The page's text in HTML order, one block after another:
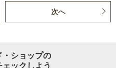
次へ
・ショップの
ックしよう